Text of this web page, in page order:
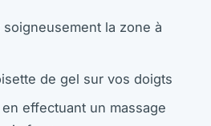
la zone à
de gel sur vos doigts
effectuant un massage